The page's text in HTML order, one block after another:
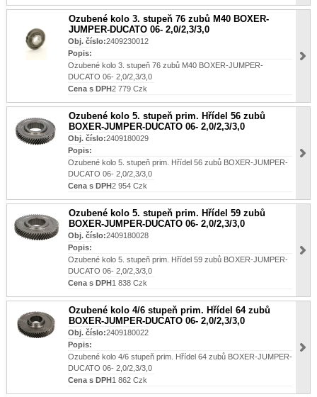
Ozubené kolo 3. stupeň 76 zubů M40 BOXER-
JUMPER-DUCATO 06- 2,0/2,3/3,0
Obj. číslo:2409230012
Popis:
Ozubené kolo 3. stupeň 76 zubů M40 BOXER-JUMPER-
DUCATO 06- 2,0/2,3/3,0
Cena s DPH2 779 Czk
Ozubené kolo 5. stupeň prim. Hřídel 56 zubů
BOXER-JUMPER-DUCATO 06- 2,0/2,3/3,0
Obj. číslo:2409180029
Popis:
Ozubené kolo 5. stupeň prim. Hřídel 56 zubů BOXER-JUMPER-
DUCATO 06- 2,0/2,3/3,0
Cena s DPH2 954 Czk
Ozubené kolo 5. stupeň prim. Hřídel 59 zubů
BOXER-JUMPER-DUCATO 06- 2,0/2,3/3,0
Obj. číslo:2409180028
Popis:
Ozubené kolo 5. stupeň prim. Hřídel 59 zubů BOXER-JUMPER-
DUCATO 06- 2,0/2,3/3,0
Cena s DPH1 838 Czk
Ozubené kolo 4/6 stupeň prim. Hřídel 64 zubů
BOXER-JUMPER-DUCATO 06- 2,0/2,3/3,0
Obj. číslo:2409180022
Popis:
Ozubené kolo 4/6 stupeň prim. Hřídel 64 zubů BOXER-JUMPER-
DUCATO 06- 2,0/2,3/3,0
Cena s DPH1 862 Czk